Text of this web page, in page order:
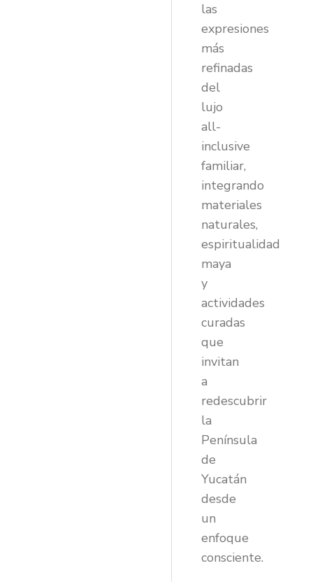
las
expresiones
más
refinadas
del
lujo
all-
inclusive
familiar,
integrando
materiales
naturales,
espiritualidad
maya
y
actividades
curadas
que
invitan
a
redescubrir
la
Península
de
Yucatán
desde
un
enfoque
consciente.